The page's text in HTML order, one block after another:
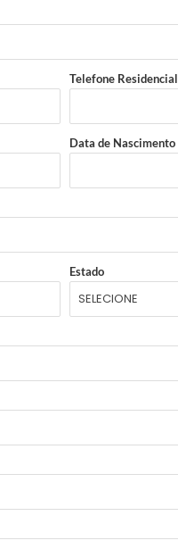
Telefone Residencial
Data de Nascimento
Estado